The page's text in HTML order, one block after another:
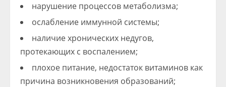
нарушение процессов метаболизма;
ослабление иммунной системы;
наличие хронических недугов,
протекающих с воспалением;
плохое питание, недостаток витаминов как
причина возникновения образований;